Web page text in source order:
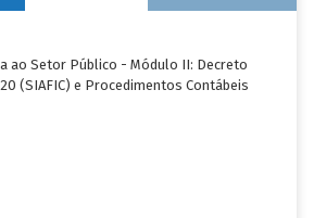
ao Setor Público - Módulo II: Decreto
(SIAFIC) e Procedimentos Contábeis